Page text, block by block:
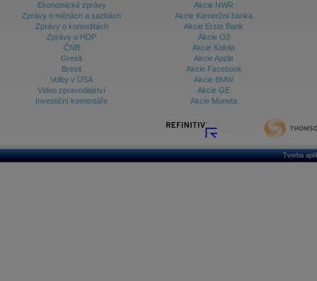
Ekonomické zprávy
Zprávy o měnách a sazbách
Zprávy o komoditách
Zprávy o HDP
ČNB
Grexit
Brexit
Volby v USA
Video zpravodajství
Investiční komentáře
Akcie NWR
Akcie Komerční banka
Akcie Erste Bank
Akcie O2
Akcie Kofola
Akcie Apple
Akcie Facebook
Akcie BMW
Akcie GE
Akcie Moneta
Tvorba